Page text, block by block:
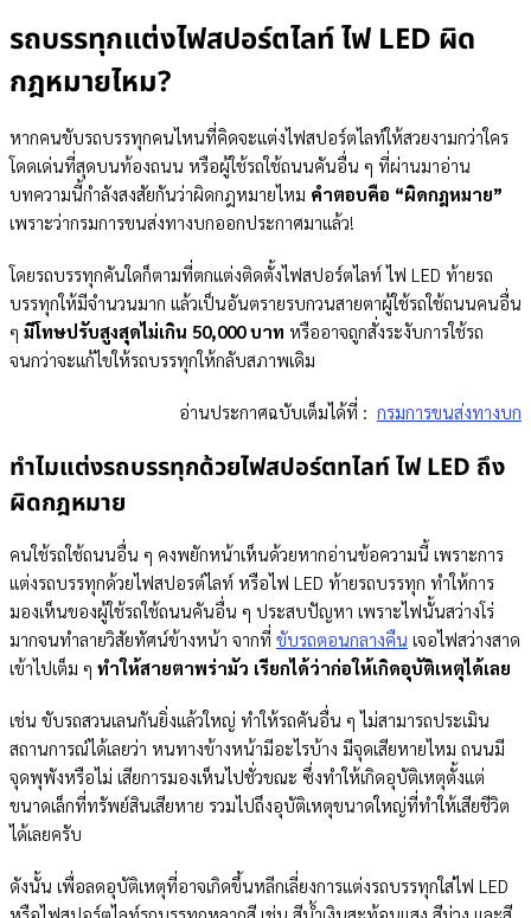
รถบรรทุกแต่งไฟสปอร์ตไลท์ ไฟ LED ผิด
กฎหมายไหม?
หากคนขับรถบรรทุกคนไหนที่คิดจะแต่งไฟสปอร์ตไลท์ให้สวยงามกว่าใคร
โดดเด่นที่สุดบนท้องถนน หรือผู้ใช้รถใช้ถนนคันอื่น ๆ ที่ผ่านมาอ่าน
บทความนี้กำลังสงสัยกันว่าผิดกฎหมายไหม คำตอบคือ “ผิดกฎหมาย”
เพราะว่ากรมการขนส่งทางบกออกประกาศมาแล้ว!
โดยรถบรรทุกคันใดก็ตามที่ตกแต่งติดตั้งไฟสปอร์ตไลท์ ไฟ LED ท้ายรถ
บรรทุกให้มีจำนวนมาก แล้วเป็นอันตรายรบกวนสายตาผู้ใช้รถใช้ถนนคนอื่น
ๆ มีโทษปรับสูงสุดไม่เกิน 50,000 บาท หรืออาจถูกสั่งระงับการใช้รถ
จนกว่าจะแก้ไขให้รถบรรทุกให้กลับสภาพเดิม
อ่านประกาศฉบับเต็มได้ที่ : กรมการขนส่งทางบก
ทำไมแต่งรถบรรทุกด้วยไฟสปอร์ตทไลท์ ไฟ LED ถึง
ผิดกฎหมาย
คนใช้รถใช้ถนนอื่น ๆ คงพยักหน้าเห็นด้วยหากอ่านข้อความนี้ เพราะการ
แต่งรถบรรทุกด้วยไฟสปอรต์ไลท์ หรือไฟ LED ท้ายรถบรรทุก ทำให้การ
มองเห็นของผู้ใช้รถใช้ถนนคันอื่น ๆ ประสบปัญหา เพราะไฟนั้นสว่างโร่
มากจนทำลายวิสัยทัศน์ข้างหน้า จากที่ ขับรถตอนกลางคืน เจอไฟสว่างสาด
เข้าไปเต็ม ๆ ทำให้สายตาพร่ามัว เรียกได้ว่าก่อให้เกิดอุบัติเหตุได้เลย
เช่น ขับรถสวนเลนกันยิ่งแล้วใหญ่ ทำให้รถคันอื่น ๆ ไม่สามารถประเมิน
สถานการณ์ได้เลยว่า หนทางข้างหน้ามีอะไรบ้าง มีจุดเสียหายไหม ถนนมี
จุดพุพังหรือไม่ เสียการมองเห็นไปชั่วขณะ ซึ่งทำให้เกิดอุบัติเหตุตั้งแต่
ขนาดเล็กที่ทรัพย์สินเสียหาย รวมไปถึงอุบัติเหตุขนาดใหญ่ที่ทำให้เสียชีวิต
ได้เลยครับ
ดังนั้น เพื่อลดอุบัติเหตุที่อาจเกิดขึ้นหลีกเลี่ยงการแต่งรถบรรทุกใส่ไฟ LED